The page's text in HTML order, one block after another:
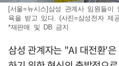
[서울=뉴시스]삼성 관계사 임원들이
육을 받고 있다. (사진=삼성전자 제
*재판매 및 DB 금지
삼성 관계자는 "AI 대전환'